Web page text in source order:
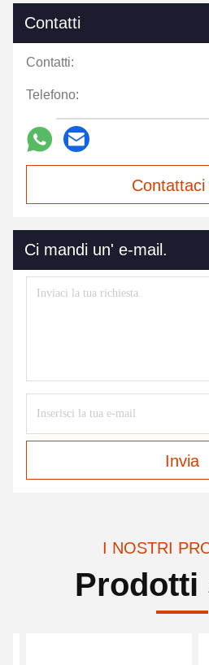
Contatti
Contatti:
Telefono:
Contattaci
Ci mandi un' e-mail.
Invia
I NOSTRI
Prodotti